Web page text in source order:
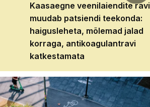
Kaasaegne veenilaiendite ravi
muudab patsiendi teekonda:
haigusleheta, mõlemad jalad
korraga, antikoagulantravi
katkestamata